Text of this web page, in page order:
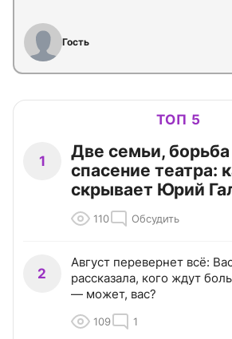
Гость
ТОП 5
1
Две семьи, борьба
спасение театра:
скрывает Юрий
110 Обсудить
2
Август перевернет всё:
рассказала, кого ждут
— может, вас?
109 1